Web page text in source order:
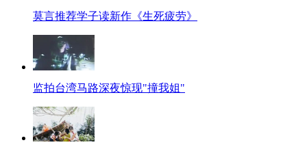
莫言推荐学子读新作《生死疲劳》
监拍台湾马路深夜惊现"撞我姐"